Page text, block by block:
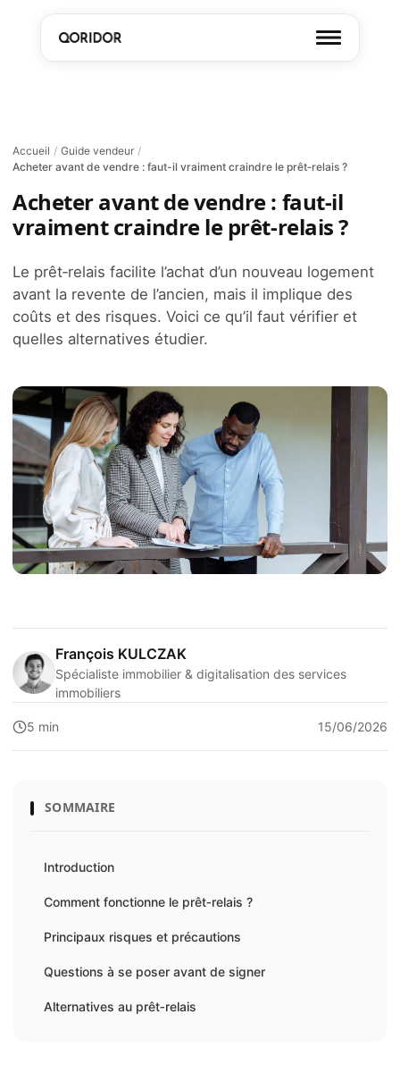
Accueil / Guide vendeur /
Acheter avant de vendre : faut-il vraiment craindre le prêt‑relais ?
Acheter avant de vendre : faut-il
vraiment craindre le prêt‑relais ?
Le prêt‑relais facilite l’achat d’un nouveau logement
avant la revente de l’ancien, mais il implique des
coûts et des risques. Voici ce qu’il faut vérifier et
quelles alternatives étudier.
François KULCZAK
Spécialiste immobilier & digitalisation des services
immobiliers
5 min 15/06/2026
SOMMAIRE
Introduction
Comment fonctionne le prêt‑relais ?
Principaux risques et précautions
Questions à se poser avant de signer
Alternatives au prêt‑relais